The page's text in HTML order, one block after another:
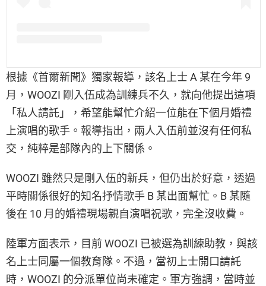
根據《首爾新聞》獨家報導，該名上士 A 某在今年 9
月，WOOZI 剛入伍成為訓練兵不久，就向他提出這項
「私人請託」，希望能幫忙介紹一位能在下個月婚禮
上演唱的歌手。報導指出，兩人入伍前並沒有任何私
交，純粹是部隊內的上下關係。
WOOZI 雖然只是剛入伍的新兵，但仍出於好意，透過
平時關係很好的知名抒情歌手 B 某出面幫忙。B 某隨
後在 10 月的婚禮現場親自演唱祝歌，完全沒收費。
陸軍方面表示，目前 WOOZI 已被選為訓練助教，與該
名上士同屬一個教育隊。不過，當初上士開口請託
時，WOOZI 的分派單位尚未確定。軍方強調，當時並